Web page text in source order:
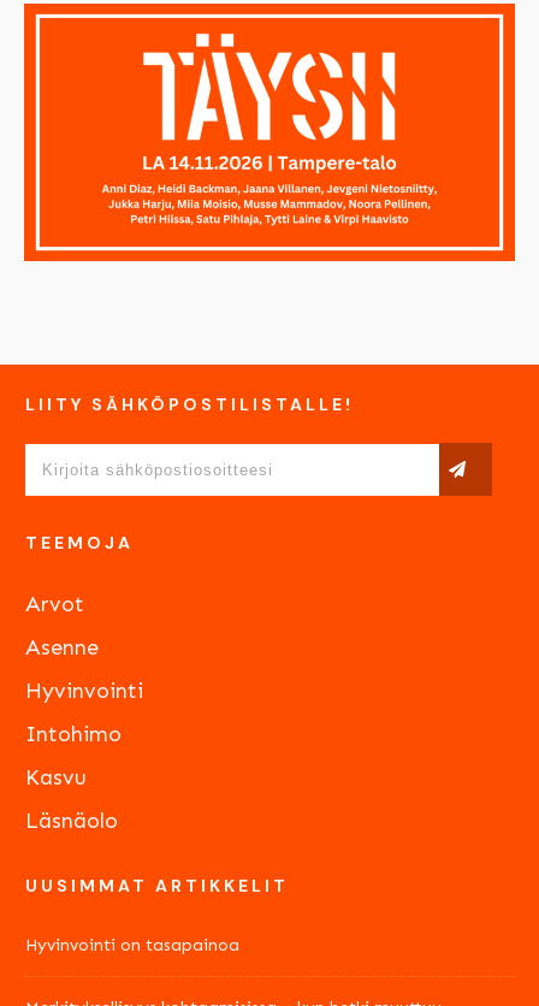
UUSIMMAT ARTIKKELIT
Hyvinvointi on tasapainoa
TEEMOJA
Arvot
Asenne
Hyvinvointi
Intohimo
Kasvu
Läsnäolo
LIITY SÄHKÖPOSTILISTALLE!